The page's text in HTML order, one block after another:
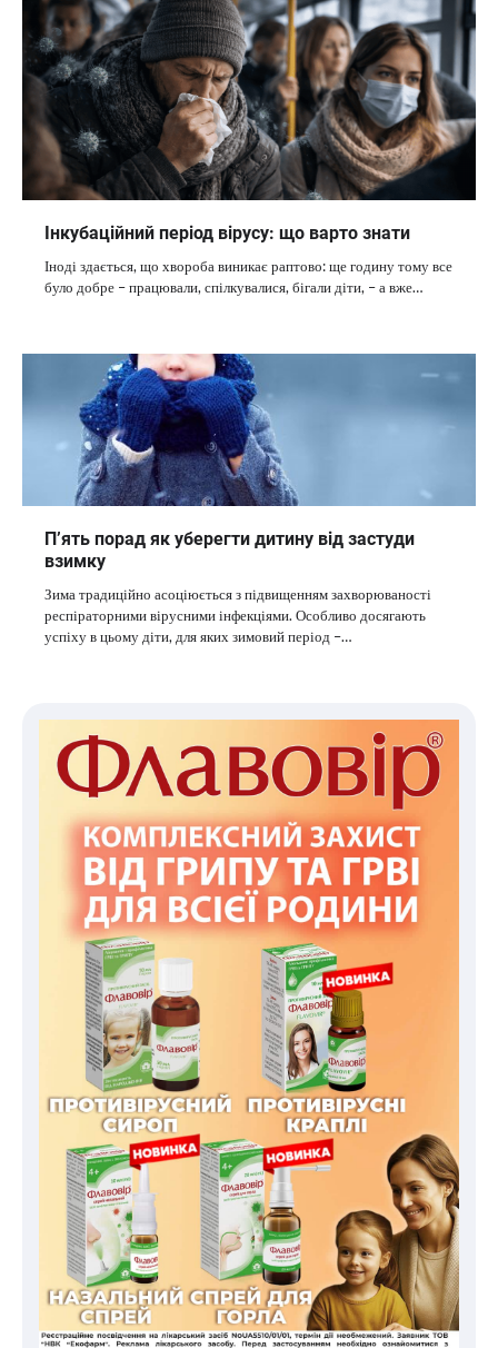
Інкубаційний період вірусу: що варто знати
Іноді здається, що хвороба виникає раптово: ще годину тому все
було добре – працювали, спілкувалися, бігали діти, – а вже…
П’ять порад як уберегти дитину від застуди
взимку
Зима традиційно асоціюється з підвищенням захворюваності
респіраторними вірусними інфекціями. Особливо досягають
успіху в цьому діти, для яких зимовий період –…